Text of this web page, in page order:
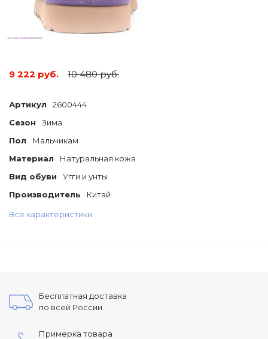
9 222 руб. 10 480 руб.
Артикул
2600444
Сезон
Зима
Пол
Мальчикам
Материал
Натуральная кожа
Вид обуви
Угги и унты
Производитель
Китай
Все характеристики
Бесплатная доставка
по всей России
Примерка товара